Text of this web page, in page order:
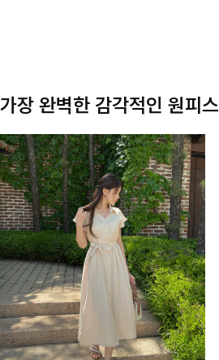
가장 완벽한 감각적인 원피스